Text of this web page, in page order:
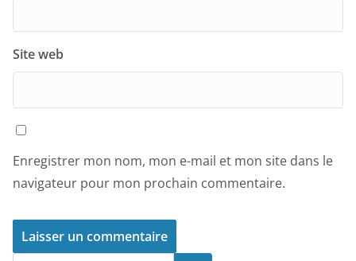
Site web
Enregistrer mon nom, mon e-mail et mon site dans le
navigateur pour mon prochain commentaire.